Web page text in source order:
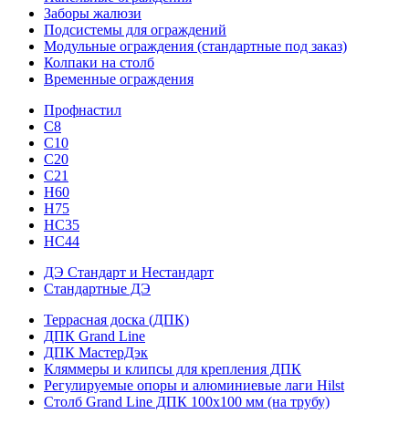
Заборы жалюзи
Подсистемы для ограждений
Модульные ограждения (стандартные под заказ)
Колпаки на столб
Временные ограждения
Профнастил
С8
С10
С20
С21
H60
H75
HС35
НС44
ДЭ Стандарт и Нестандарт
Стандартные ДЭ
Террасная доска (ДПК)
ДПК Grand Line
ДПК МастерДэк
Кляммеры и клипсы для крепления ДПК
Регулируемые опоры и алюминиевые лаги Hilst
Столб Grand Line ДПК 100х100 мм (на трубу)